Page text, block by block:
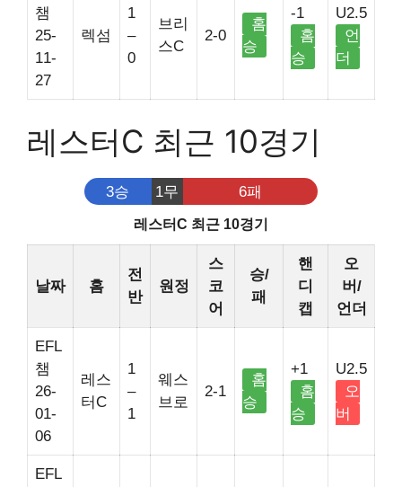
챔
25-
11-
27
렉섬
1
–
0
브리
스C
2-0
홈
승
-1
홈
승
U2.5
언
더
레스터C 최근 10경기
3승 1무 6패
레스터C 최근 10경기
날짜 홈
전
반
원정
스
코
어
승/
패
핸
디
캡
오
버/
언더
EFL
챔
26-
01-
06
레스
터C
1
–
1
웨스
브로
2-1
홈
승
+1
홈
승
U2.5
오
버
EFL